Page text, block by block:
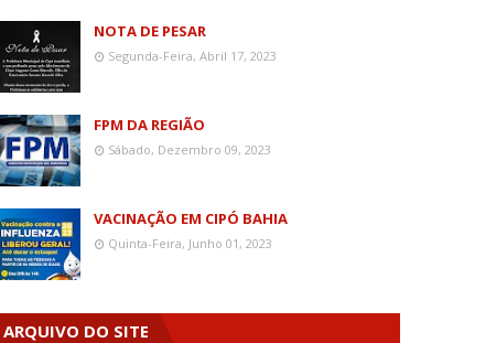
NOTA DE PESAR
Segunda-Feira, Abril 17, 2023
FPM DA REGIÃO
Sábado, Dezembro 09, 2023
VACINAÇÃO EM CIPÓ BAHIA
Quinta-Feira, Junho 01, 2023
ARQUIVO DO SITE